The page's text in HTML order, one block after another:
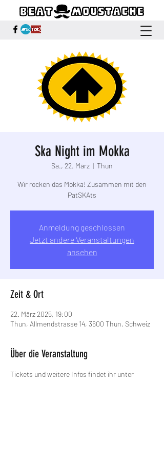
Ska Night im Mokka
Sa., 22. März
  |
Thun
Wir rocken das Mokka! Zusammen mit den
PatSKAts
Anmeldung geschlossen
Jetzt andere Veranstaltungen
ansehen
Zeit & Ort
22. März 2025, 19:00
Thun, Allmendstrasse 14, 3600 Thun, Schweiz
Über die Veranstaltung
Tickets und weitere Infos findet ihr unter